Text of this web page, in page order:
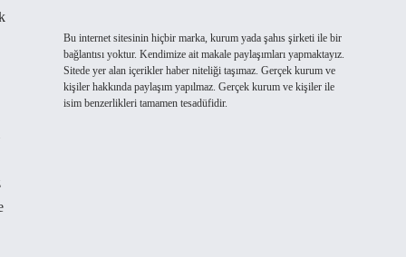
Bu internet sitesinin hiçbir marka, kurum yada şahıs şirketi ile bir
bağlantısı yoktur. Kendimize ait makale paylaşımları yapmaktayız.
Sitede yer alan içerikler haber niteliği taşımaz. Gerçek kurum ve
kişiler hakkında paylaşım yapılmaz. Gerçek kurum ve kişiler ile
isim benzerlikleri tamamen tesadüfidir.